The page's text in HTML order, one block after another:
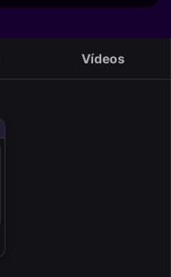
Vídeos